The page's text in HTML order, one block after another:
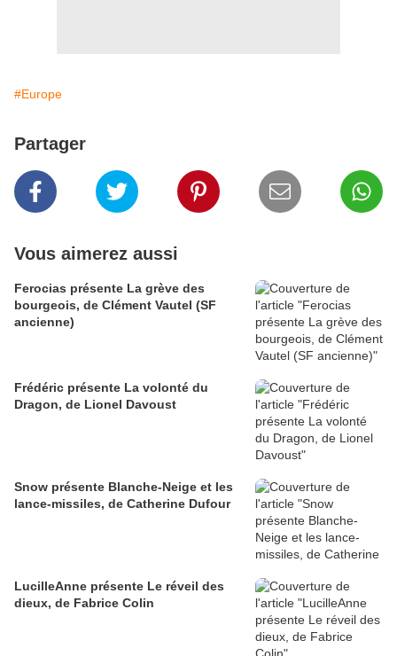
#Europe
Partager
Vous aimerez aussi
Ferocias présente La grève des
bourgeois, de Clément Vautel (SF
ancienne)
Frédéric présente La volonté du
Dragon, de Lionel Davoust
Snow présente Blanche-Neige et les
lance-missiles, de Catherine Dufour
LucilleAnne présente Le réveil des
dieux, de Fabrice Colin